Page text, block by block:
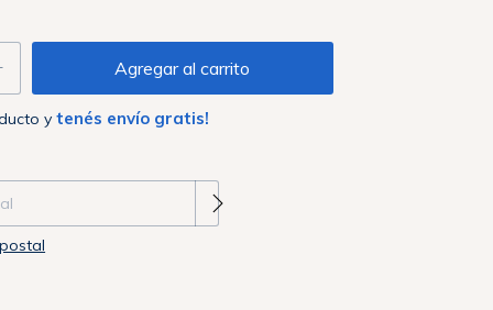
ytenés envío gratis!